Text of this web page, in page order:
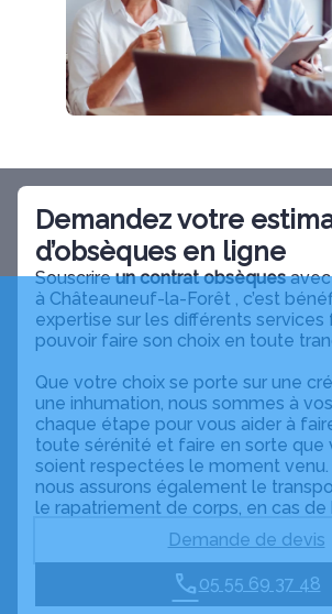
Demandez votre
d’obsèques en ligne
Souscrireun contrat obsèquesavec
à Châteauneuf-la-Forêt , c’est
expertise sur les différents services
pouvoir faire son choix en toute
Que votre choix se porte sur une
une inhumation, nous sommes à
chaque étape pour vous aider à
toute sérénité et faire en sorte que
soient respectées le moment venu.
nous assurons également le
le rapatriement de corps, en cas de
Demande de devis
05 55 69 37 48